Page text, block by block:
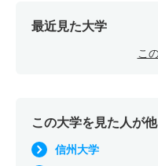
最近見た大学
こ
この大学を見た人が
信州大学